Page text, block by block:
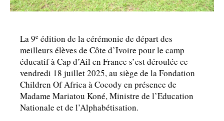
La 9e édition de la cérémonie de départ des
meilleurs élèves de Côte d’Ivoire pour le camp
éducatif à Cap d’Ail en France s’est déroulée ce
vendredi 18 juillet 2025, au siège de la Fondation
Children Of Africa à Cocody en présence de
Madame Mariatou Koné, Ministre de l’Education
Nationale et de l’Alphabétisation.